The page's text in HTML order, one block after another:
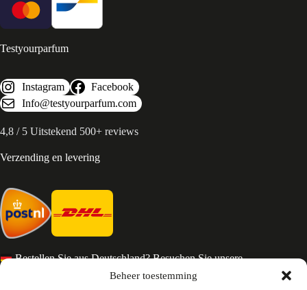
Beheer toestemming
Testyourparfum
Instagram
Facebook
Info@testyourparfum.com
4,8 / 5 Uitstekend 500+ reviews
Verzending en levering
Bestellen Sie aus Deutschland? Besuchen Sie unsere